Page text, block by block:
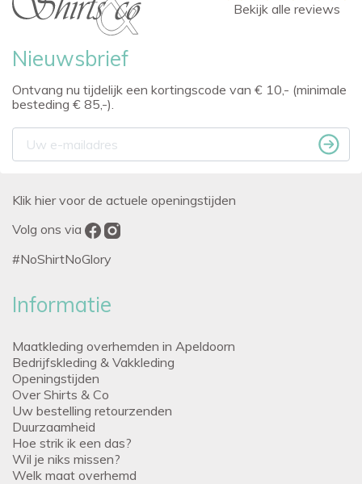
Nieuwsbrief
Ontvang nu tijdelijk een kortingscode van € 10,- (minimale
besteding € 85,-).
Bekijk alle reviews
Klik hier voor de actuele openingstijden
Volg ons via
#NoShirtNoGlory
Informatie
Maatkleding overhemden in Apeldoorn
Bedrijfskleding & Vakkleding
Openingstijden
Over Shirts & Co
Uw bestelling retourzenden
Duurzaamheid
Hoe strik ik een das?
Wil je niks missen?
Welk maat overhemd